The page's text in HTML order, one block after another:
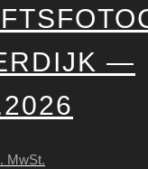
—
MwSt.